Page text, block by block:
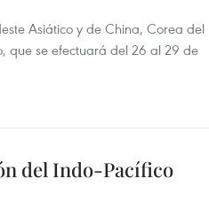
Asiático y de China, Corea del
que se efectuará del 26 al 29 de
del Indo-Pacífico